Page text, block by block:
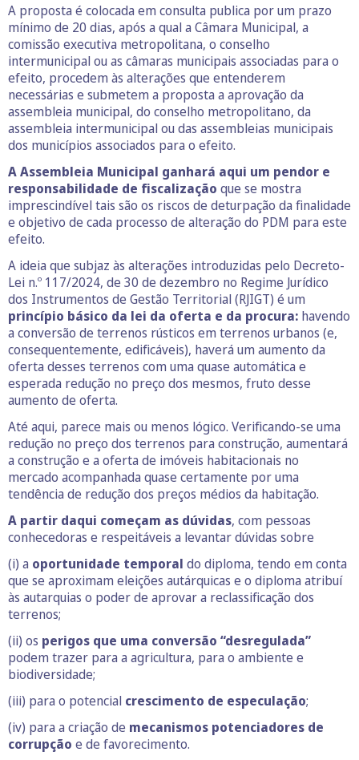
A proposta é colocada em consulta publica por um prazo
mínimo de 20 dias, após a qual a Câmara Municipal, a
comissão executiva metropolitana, o conselho
intermunicipal ou as câmaras municipais associadas para o
efeito, procedem às alterações que entenderem
necessárias e submetem a proposta a aprovação da
assembleia municipal, do conselho metropolitano, da
assembleia intermunicipal ou das assembleias municipais
dos municípios associados para o efeito.
A Assembleia Municipal ganhará aqui um pendor e
responsabilidade de fiscalização que se mostra
imprescindível tais são os riscos de deturpação da finalidade
e objetivo de cada processo de alteração do PDM para este
efeito.
A ideia que subjaz às alterações introduzidas pelo Decreto-
Lei n.º 117/2024, de 30 de dezembro no Regime Jurídico
dos Instrumentos de Gestão Territorial (RJIGT) é um
princípio básico da lei da oferta e da procura: havendo
a conversão de terrenos rústicos em terrenos urbanos (e,
consequentemente, edificáveis), haverá um aumento da
oferta desses terrenos com uma quase automática e
esperada redução no preço dos mesmos, fruto desse
aumento de oferta.
Até aqui, parece mais ou menos lógico. Verificando-se uma
redução no preço dos terrenos para construção, aumentará
a construção e a oferta de imóveis habitacionais no
mercado acompanhada quase certamente por uma
tendência de redução dos preços médios da habitação.
A partir daqui começam as dúvidas, com pessoas
conhecedoras e respeitáveis a levantar dúvidas sobre
(i) a oportunidade temporal do diploma, tendo em conta
que se aproximam eleições autárquicas e o diploma atribuí
às autarquias o poder de aprovar a reclassificação dos
terrenos;
(ii) os perigos que uma conversão “desregulada”
podem trazer para a agricultura, para o ambiente e
biodiversidade;
(iii) para o potencial crescimento de especulação;
(iv) para a criação de mecanismos potenciadores de
corrupção e de favorecimento.